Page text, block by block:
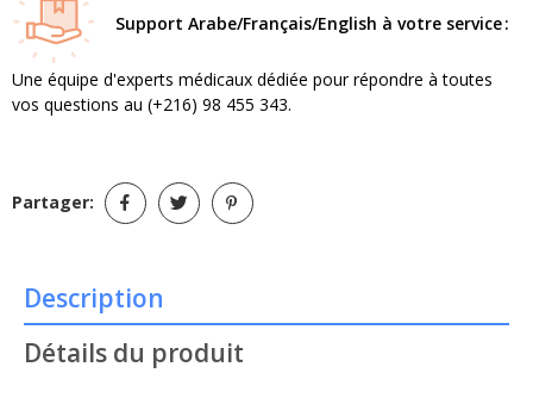
Support Arabe/Français/English à votre service
Une équipe d'experts médicaux dédiée pour répondre à toutes
vos questions au (+216) 98 455 343.
Partager:
Description
Détails du produit